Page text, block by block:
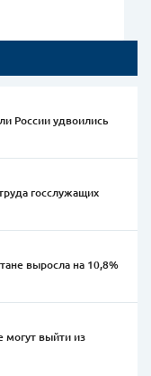
России удвоились
госслужащих
выросла на 10,8%
могут выйти из